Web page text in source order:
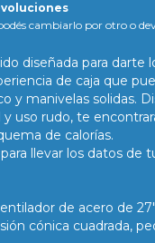
cambiarlo por otro o
diseñada para darte
de caja que
y manivelas solidas.
y uso rudo, te
de calorías.
llevar los datos de
de acero de
cónica cuadrada,